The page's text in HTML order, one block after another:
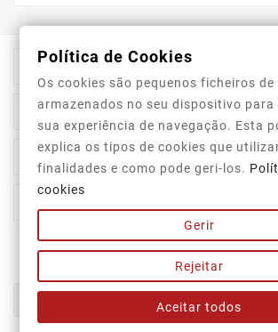
Informação Da Loja
Top Categorias
A Nossa Empresa
Newsletter
Política de Cookies
Os cookies são pequenos ficheiros
armazenados no seu dispositivo para
sua experiência de navegação. Esta
explica os tipos de cookies que
finalidades e como pode geri-los.
cookies
Gerir
Rejeitar
Aceitar todos